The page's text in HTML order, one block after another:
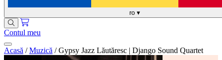
ro ▾
Contul meu
Acasă / Muzică / Gypsy Jazz Lăutăresc | Django Sound Quartet